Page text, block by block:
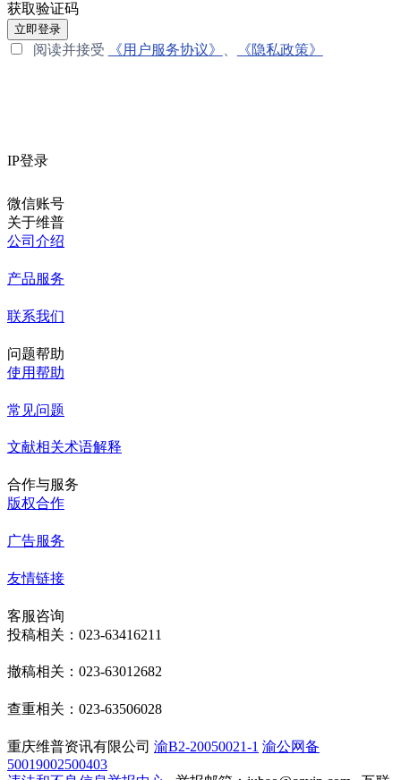
获取验证码
立即登录
阅读并接受 《用户服务协议》 《隐私政策》
IP登录
微信账号
关于维普
公司介绍
产品服务
联系我们
问题帮助
使用帮助
常见问题
文献相关术语解释
合作与服务
版权合作
广告服务
友情链接
客服咨询
投稿相关：023-63416211
撤稿相关：023-63012682
查重相关：023-63506028
重庆维普资讯有限公司 渝B2-20050021-1 渝公网备
50019002500403